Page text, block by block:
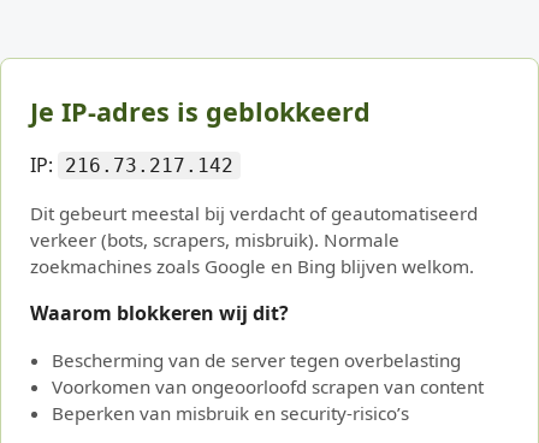
Je IP-adres is geblokkeerd
IP: 216.73.217.142
Dit gebeurt meestal bij verdacht of geautomatiseerd
verkeer (bots, scrapers, misbruik). Normale
zoekmachines zoals Google en Bing blijven welkom.
Waarom blokkeren wij dit?
Bescherming van de server tegen overbelasting
Voorkomen van ongeoorloofd scrapen van content
Beperken van misbruik en security-risico’s